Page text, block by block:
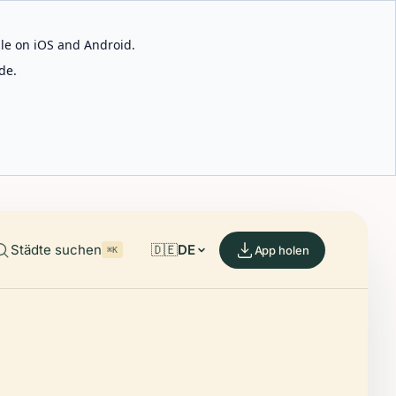
on iOS and Android.
Städte suchen ⌘K 🇩🇪DE App holen